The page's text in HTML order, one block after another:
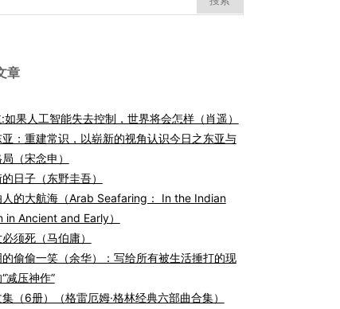
章
如果人工智能失去控制，世界将会怎样（肖遥）
亚：重建常识，以崭新的视角认识今日之东亚与
（宋念申）
日子（东野圭吾）
人的大航海（Arab Seafaring： In the Indian
in Ancient and Early）
须死（马伯庸）
的偷偷一笑（余华）：写给所有被生活捶打的现
减压神作”
（6册）（格雷厄姆·格林经典六部曲合集）